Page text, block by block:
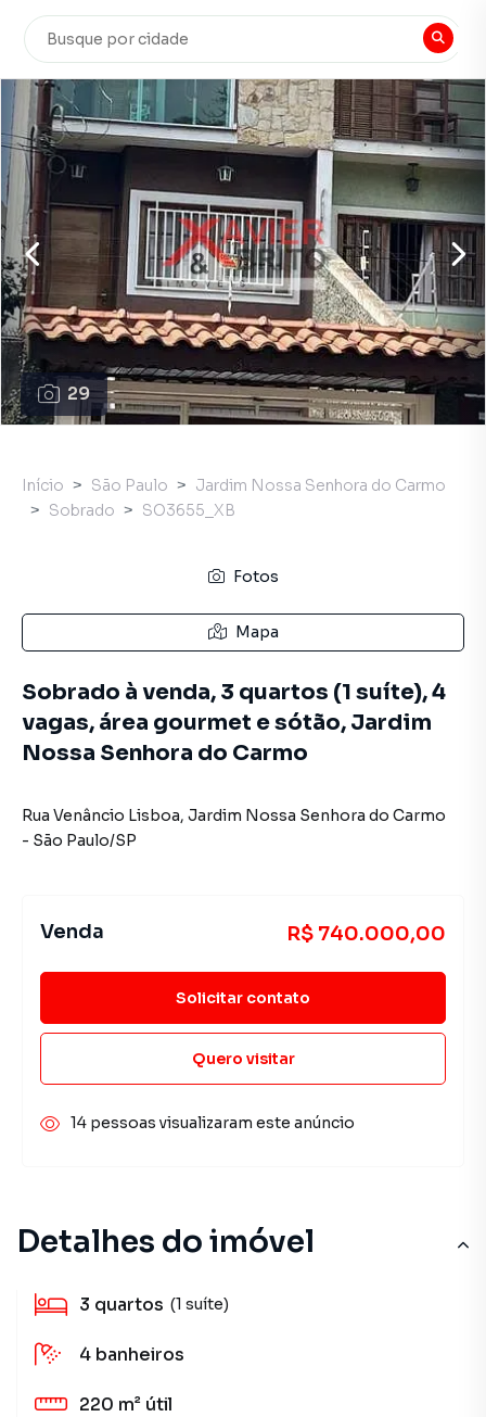
29
Detalhes do imóvel
3 quartos (1 suíte)
4 banheiros
220 m² útil
Início São Paulo
Jardim Nossa Senhora do Carmo
Sobrado
SO3655_XB
Fotos
Mapa
Sobrado à venda, 3 quartos (1 suíte), 4
vagas, área gourmet e sótão, Jardim
Nossa Senhora do Carmo
Rua Venâncio Lisboa, Jardim Nossa Senhora do Carmo
- São Paulo/SP
Venda R$ 740.000,00
Solicitar contato
Quero visitar
14 pessoas visualizaram este anúncio